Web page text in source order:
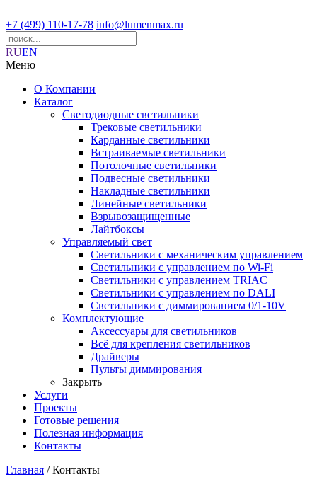
+7 (499) 110-17-78 info@lumenmax.ru
RUEN
Меню
О Компании
Каталог
Светодиодные светильники
Трековые светильники
Карданные светильники
Встраиваемые светильники
Потолочные светильники
Подвесные светильники
Накладные светильники
Линейные светильники
Взрывозащищенные
Лайтбоксы
Управляемый свет
Светильники с механическим управлением
Светильники с управлением по Wi-Fi
Светильники с управлением TRIAC
Светильники с управлением по DALI
Светильники с диммированием 0/1-10V
Комплектующие
Аксессуары для светильников
Всё для крепления светильников
Драйверы
Пульты диммирования
Закрыть
Услуги
Проекты
Готовые решения
Полезная информация
Контакты
Главная /Контакты